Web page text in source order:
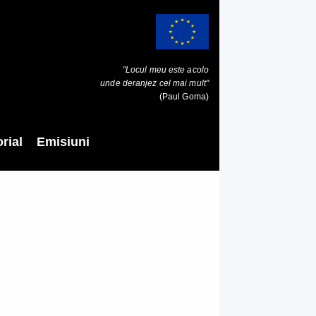
"Locul meu este acolo
unde deranjez cel mai mult"
(Paul Goma)
Emisiuni